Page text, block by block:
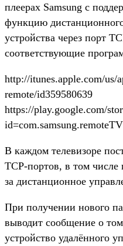
плеерах Samsung с
функцию
устройства через порт
соответствующие
http://itunes.apple.com/us/
remote/id359580639
https://play.google.com/
id=com.samsung.remoteTV
В каждом телевизоре
TCP-портов, в том числе
за дистанционное
При получении нового
выводит сообщение о
устройство удалённого